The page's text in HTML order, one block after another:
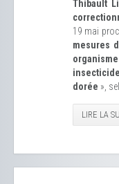
Thibault
19 mai
mesures
dorée »,
LIRE LA